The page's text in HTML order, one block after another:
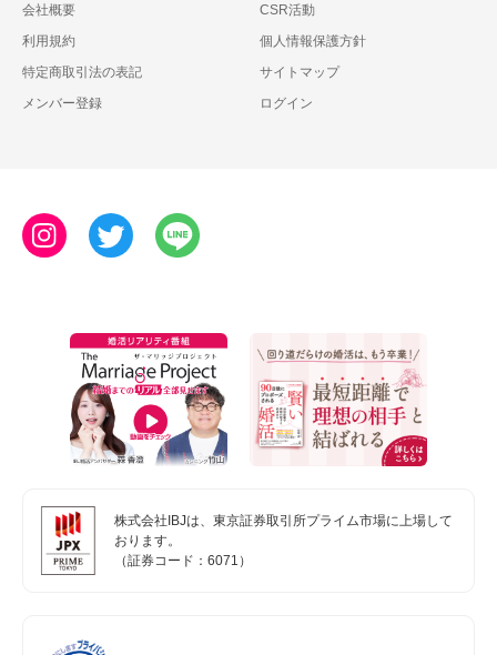
会社概要
CSR活動
利用規約
個人情報保護方針
特定商取引法の表記
サイトマップ
メンバー登録
ログイン
株式会社IBJは、東京証券取引所プライム市場に上場して
おります。
（証券コード：6071）